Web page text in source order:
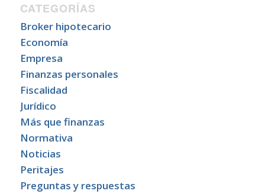
CATEGORÍAS
Broker hipotecario
Economía
Empresa
Finanzas personales
Fiscalidad
Jurídico
Más que finanzas
Normativa
Noticias
Peritajes
Preguntas y respuestas